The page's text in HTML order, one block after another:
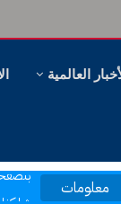
العالمية
وهل سنظل ننظر؟
معلومات